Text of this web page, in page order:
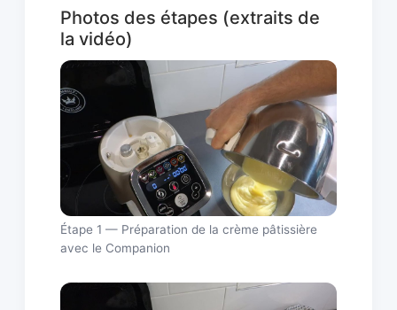
Photos des étapes (extraits de
la vidéo)
Étape 1 — Préparation de la crème pâtissière
avec le Companion